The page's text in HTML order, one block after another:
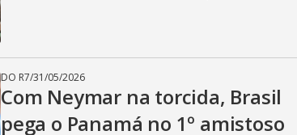
DO R7/31/05/2026
Com Neymar na torcida, Brasil
pega o Panamá no 1º amistoso